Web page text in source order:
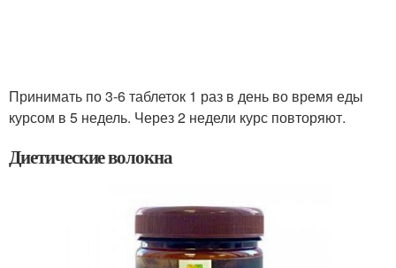
Принимать по 3-6 таблеток 1 раз в день во время еды
курсом в 5 недель. Через 2 недели курс повторяют.
Диетические волокна